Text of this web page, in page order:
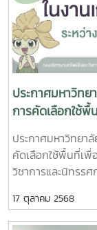
ประกาศมหาวิท
การคัดเลือกใช้พื้
ประชุมวิชาการ
หวนดูทรัพย์สิ่งสิ
เนื่องมาจากพระ
สยามบรมราชกุ
พฤศจิกายน 2568
ประกาศมหาวิทยา
คัดเลือกใช้พื้นที่เพื่
วิชาการและนิทรร
สมเด็จพระเทพรัต
ระหว่างวันที่ 4 –
17 ตุลาคม 2568